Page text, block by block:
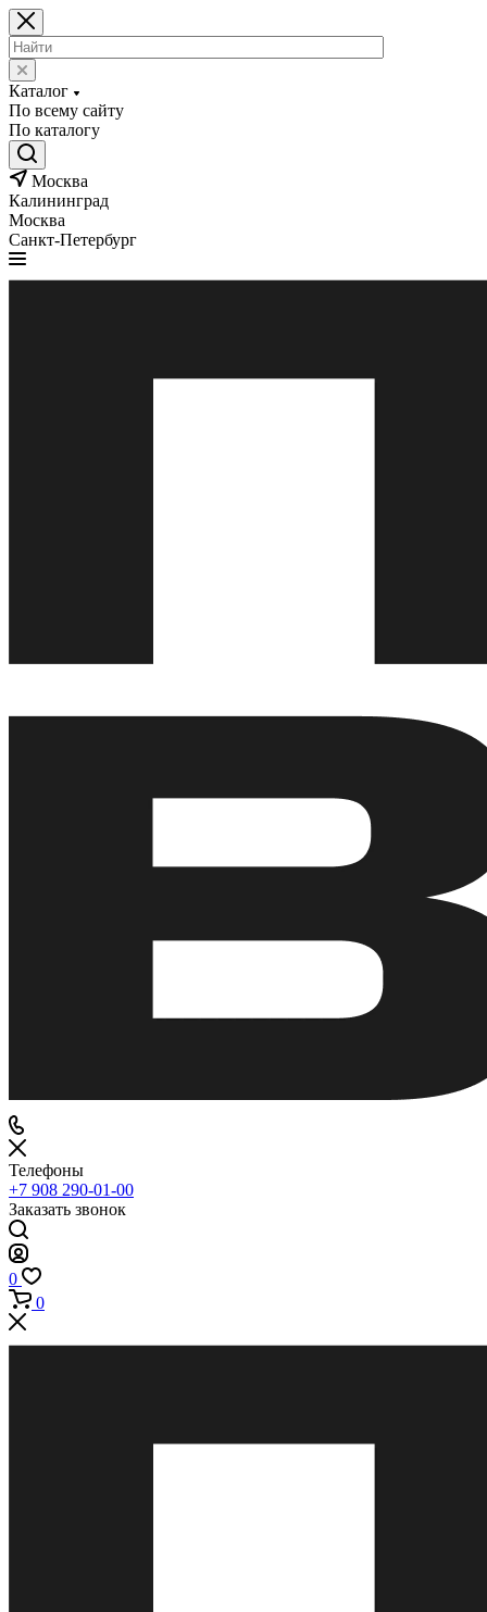
Каталог
По всему сайту
По каталогу
Москва
Калининград
Москва
Санкт-Петербург
Телефоны
+7 908 290-01-00
Заказать звонок
0
0